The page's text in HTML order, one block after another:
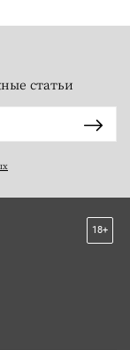
статьи
18+